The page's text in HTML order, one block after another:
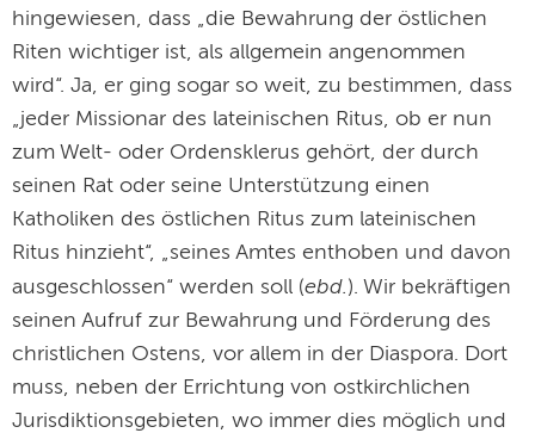
hingewiesen, dass „die Bewahrung der östlichen
Riten wichtiger ist, als allgemein angenommen
wird“. Ja, er ging sogar so weit, zu bestimmen, dass
„jeder Missionar des lateinischen Ritus, ob er nun
zum Welt- oder Ordensklerus gehört, der durch
seinen Rat oder seine Unterstützung einen
Katholiken des östlichen Ritus zum lateinischen
Ritus hinzieht“, „seines Amtes enthoben und davon
ausgeschlossen“ werden soll (ebd.). Wir bekräftigen
seinen Aufruf zur Bewahrung und Förderung des
christlichen Ostens, vor allem in der Diaspora. Dort
muss, neben der Errichtung von ostkirchlichen
Jurisdiktionsgebieten, wo immer dies möglich und